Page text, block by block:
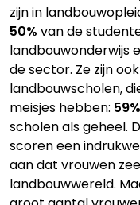
zijn in
50%van de
landbouwonderwijs
de sector. Ze zijn
landbouwscholen,
meisjes hebben: 59%
scholen als geheel.
scoren een
aan dat vrouwen
landbouwwereld.